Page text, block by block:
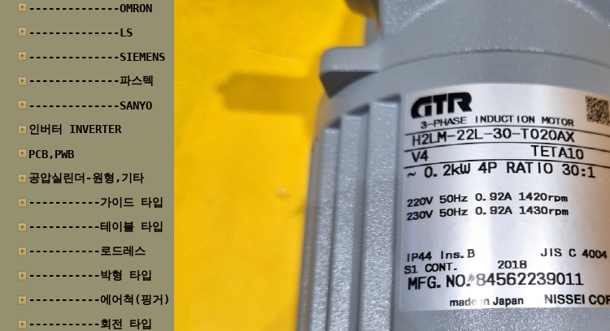
--------------OMRON
--------------LS
--------------SIEMENS
--------------파스텍
--------------SANYO
인버터 INVERTER
PCB,PWB
공압실린더-원형,기타
-----------가이드 타입
-----------테이블 타입
-----------로드레스
-----------박형 타입
-----------에어척(핑거)
-----------회전 타입